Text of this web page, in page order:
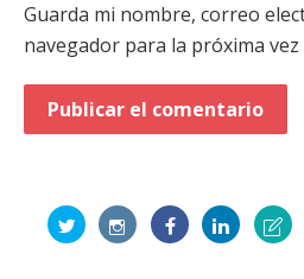
Guarda mi nombre, correo
navegador para la próxima vez